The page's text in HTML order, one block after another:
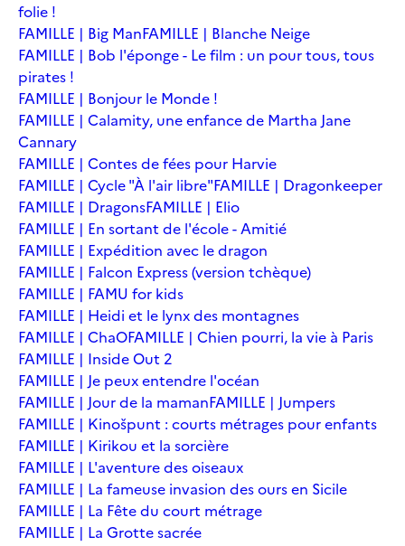
folie !
FAMILLE | Big ManFAMILLE | Blanche Neige
FAMILLE | Bob l'éponge - Le film : un pour tous, tous
pirates !
FAMILLE | Bonjour le Monde !
FAMILLE | Calamity, une enfance de Martha Jane
Cannary
FAMILLE | Contes de fées pour Harvie
FAMILLE | Cycle "À l'air libre"FAMILLE | Dragonkeeper
FAMILLE | DragonsFAMILLE | Elio
FAMILLE | En sortant de l'école - Amitié
FAMILLE | Expédition avec le dragon
FAMILLE | Falcon Express (version tchèque)
FAMILLE | FAMU for kids
FAMILLE | Heidi et le lynx des montagnes
FAMILLE | ChaOFAMILLE | Chien pourri, la vie à Paris
FAMILLE | Inside Out 2
FAMILLE | Je peux entendre l'océan
FAMILLE | Jour de la mamanFAMILLE | Jumpers
FAMILLE | Kinošpunt : courts métrages pour enfants
FAMILLE | Kirikou et la sorcière
FAMILLE | L'aventure des oiseaux
FAMILLE | La fameuse invasion des ours en Sicile
FAMILLE | La Fête du court métrage
FAMILLE | La Grotte sacrée